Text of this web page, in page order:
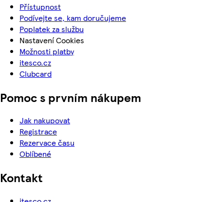
Přístupnost
Podívejte se, kam doručujeme
Poplatek za službu
Nastavení Cookies
Možnosti platby
itesco.cz
Clubcard
Pomoc s prvním nákupem
Jak nakupovat
Registrace
Rezervace času
Oblíbené
Kontakt